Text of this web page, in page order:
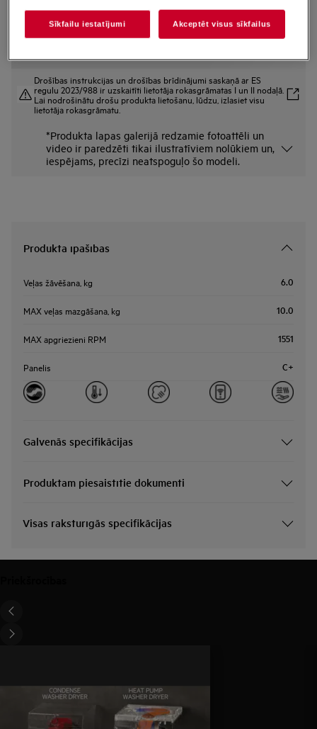
audumiem.
Drošības instrukcijas un drošības brīdinājumi saskaņā ar ES
regulu 2023/988 ir uzskaitīti lietotāja rokasgrāmatas I un II nodaļā.
Lai nodrošinātu drošu produkta lietošanu, lūdzu, izlasiet visu
lietotāja rokasgrāmatu.
*Produkta lapas galerijā redzamie fotoattēli un
video ir paredzēti tikai ilustratīviem nolūkiem un,
iespējams, precīzi neatspoguļo šo modeli.
Produkta īpašības
Veļas žāvēšana, kg 6.0
MAX veļas mazgāšana, kg 10.0
MAX apgriezieni RPM 1551
Panelis C+
Galvenās specifikācijas
Produktam piesaistītie dokumenti
Visas raksturīgās specifikācijas
Sīkfailu iestatījumi Akceptēt visus sīkfailus